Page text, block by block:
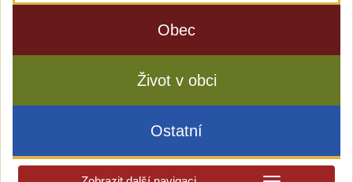
Obec
Život v obci
Ostatní